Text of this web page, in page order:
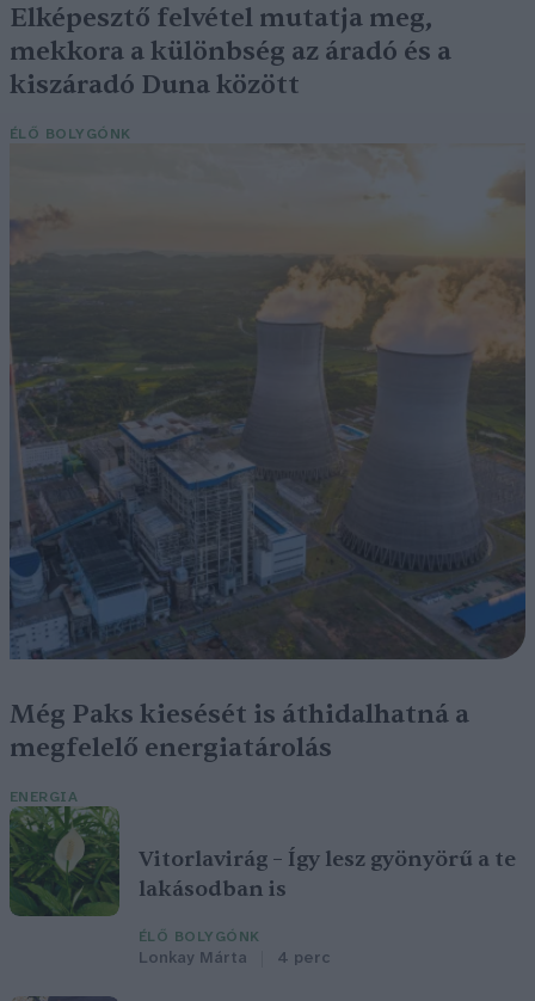
Elképesztő felvétel mutatja meg,
mekkora a különbség az áradó és a
kiszáradó Duna között
ÉLŐ BOLYGÓNK
Még Paks kiesését is áthidalhatná a
megfelelő energiatárolás
ENERGIA
Vitorlavirág – Így lesz gyönyörű a te
lakásodban is
ÉLŐ BOLYGÓNK
Lonkay Márta 4 perc